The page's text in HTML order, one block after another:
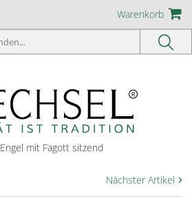
Warenkorb
Engel mit Fagott sitzend
Nächster Artikel ›